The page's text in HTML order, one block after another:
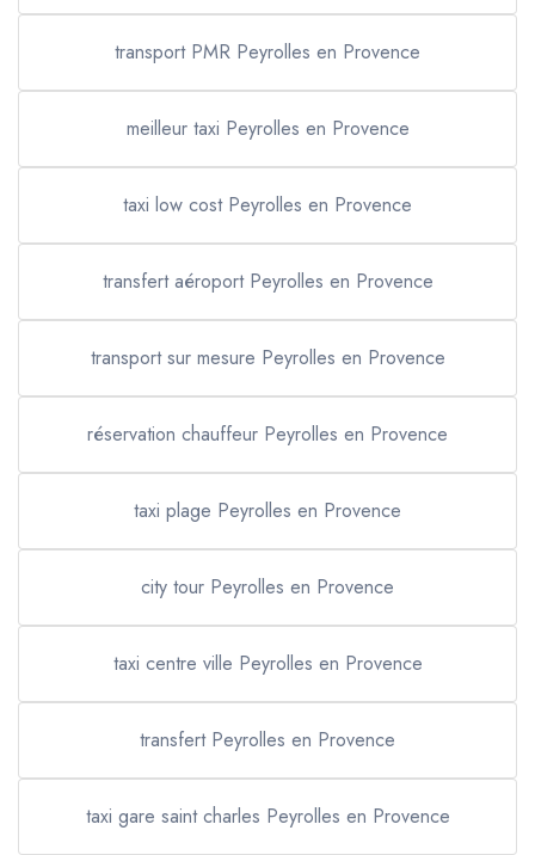
transport PMR Peyrolles en Provence
meilleur taxi Peyrolles en Provence
taxi low cost Peyrolles en Provence
transfert aéroport Peyrolles en Provence
transport sur mesure Peyrolles en Provence
réservation chauffeur Peyrolles en Provence
taxi plage Peyrolles en Provence
city tour Peyrolles en Provence
taxi centre ville Peyrolles en Provence
transfert Peyrolles en Provence
taxi gare saint charles Peyrolles en Provence